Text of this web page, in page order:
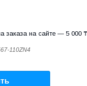
заказа на сайте — 5 000 ₸
110ZN4